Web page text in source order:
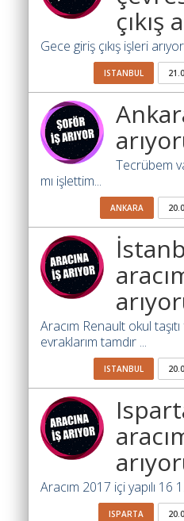
Masaüstü
Maliyet
Programı
Sınır
Değer
Hesaplama
Akaryakıt
Fiyatları
İlanlar
Söför
Arayanlar
arayanlar
arayanlar
Aracına
çıkış
Gece giriş çıkış işleri
ISTANBUL
Tecrübem
mı işlettim...
ANKARA
Aracım Renault okul
evraklarım tamdır ...
ISTANBUL
Aracım 2017 içi yapılı 16
ISPARTA